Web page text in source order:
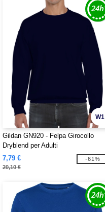
W1
Gildan GN920 - Felpa Girocollo
Dryblend per Adulti
7,79 €
20,10 €
-61%